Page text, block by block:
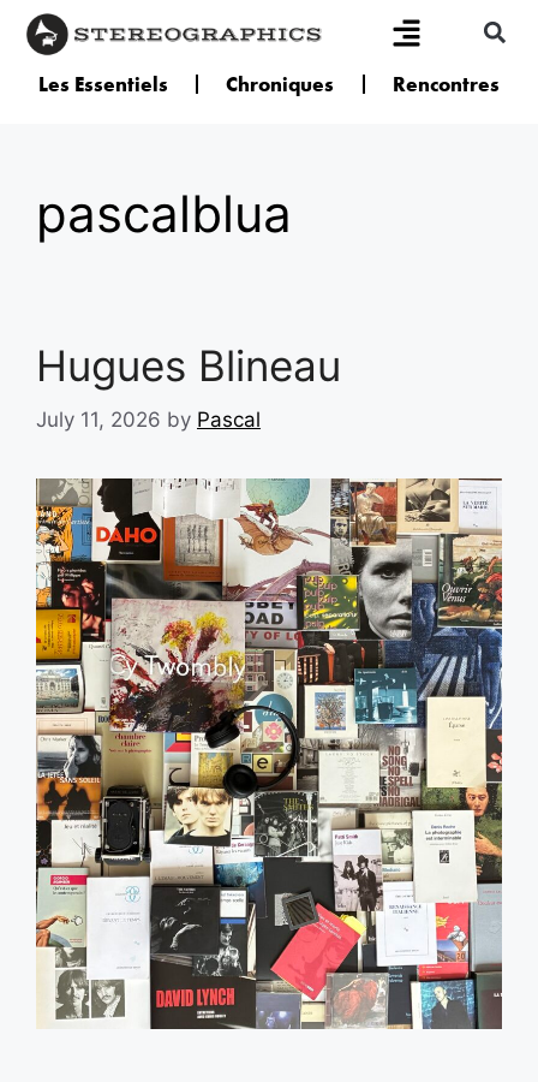
Les Essentiels Chroniques Rencontres
pascalblua
Hugues Blineau
July 11, 2026 by Pascal